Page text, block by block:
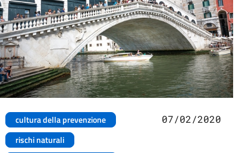
cultura della prevenzione
rischi naturali
07/02/2020